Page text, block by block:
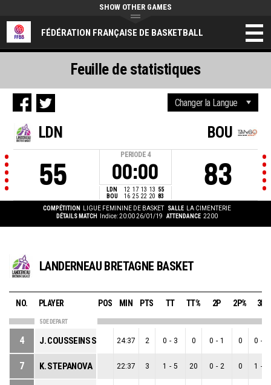
FÉDÉRATION FRANÇAISE DE BASKETBALL
SHOW OTHER GAMES
LDN
55
PERIODE 4
00:00
LDN 12 17 13 13 55
BOU
16 25 22 20 83
BOU
83
COMPÉTITION LIGUE FEMININE DE BASKET SALLE
LA CIMENTERIE
DÉTAILS MATCH
Indice: 20:00 26/01/19 ATTENDANCE 2200
Feuille de statistiques
LANDERNEAU BRETAGNE BASKET
NO. PLAYER POS MIN PTS TT TT% 2P 2P% 3P
5 DE DEPART
4 J. COUSSEINS SMITH 24:37 2 0 - 3 0 0 - 1 0 0 -
7 K. STEPANOVA 22:37 3 1 - 5 20 0 - 2 0 1 -